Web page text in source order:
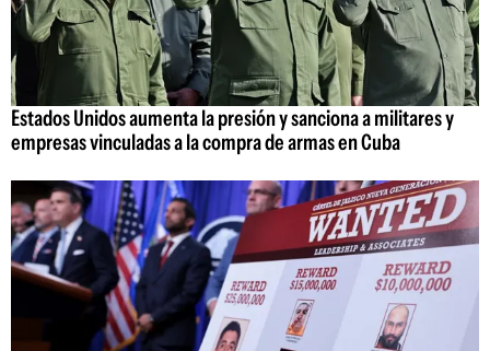
Estados Unidos aumenta la presión y sanciona a militares y
empresas vinculadas a la compra de armas en Cuba